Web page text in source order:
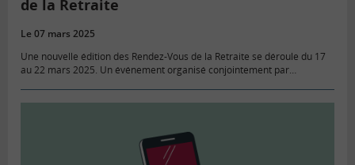
de la Retraite
Le 07 mars 2025
Une nouvelle édition des Rendez-Vous de la Retraite se déroule du 17
au 22 mars 2025. Un événement organisé conjointement par